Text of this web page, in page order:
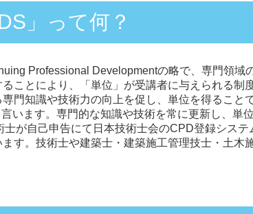
」って何？
Professional Developmentの略で、専門領域
ことにより、「単位」が受講者に与えられる
門知識や技術力の向上を促し、単位を得ること
います。専門的な知識や技術を常に更新し、単
が自己申告にて日本技術士会のCPD登録シス
す。技術士や建築士・建築施工管理技士・土